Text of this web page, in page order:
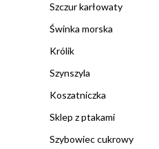
Szczur karłowaty
Świnka morska
Królik
Szynszyla
Koszatniczka
Sklep z ptakami
Szybowiec cukrowy